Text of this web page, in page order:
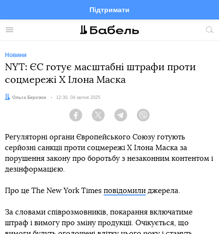
Меню
Підтримати
FacebookTelegramTwitter
Новини
NYT: ЄС готує масштабні штрафи проти
соцмережі X Ілона Маска
Автор:
Ольга Березюк Дата:
12:30, 04 квітня 2025
Facebook Twitter Telegram
Регуляторні органи Європейського Союзу готують
серйозні санкції проти соцмережі X Ілона Маска за
порушення закону про боротьбу з незаконним контентом і
дезінформацією.
Про це The New York Times повідомили джерела.
За словами співрозмовників, покарання включатиме
штраф і вимогу про зміну продукції. Очікується, що